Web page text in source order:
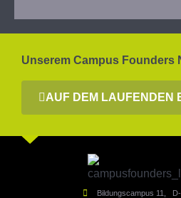
Unserem Campus Founders
AUF DEM LAUFENDEN
Bildungscampus 11,